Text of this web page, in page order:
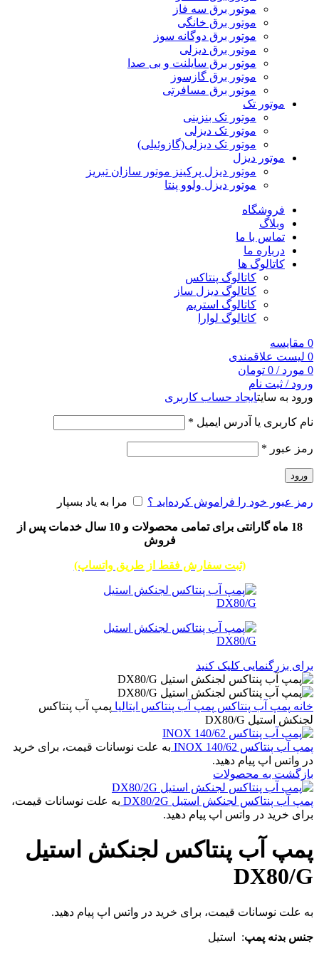
موتور برق سه فاز
موتور برق خانگی
موتور برق دوگانه سوز
موتور برق دیزلی
موتور برق سایلنت و بی صدا
موتور برق گازسوز
موتور برق مسافرتی
موتور تک
موتور تک بنزینی
موتور تک دیزلی
موتور تک دیزلی(گازوئیلی)
موتور دیزل
موتور دیزل پرکینز موتور سازان تبریز
موتور دیزل ولوو پنتا
فروشگاه
وبلاگ
تماس با ما
درباره ما
کاتالوگ ها
کاتالوگ پنتاکس
کاتالوگ دیزل ساز
کاتالوگ استریم
کاتالوگ لوارا
0 مقایسه
0 لیست علاقمندی
0 مورد /
0 تومان
ورود / ثبت نام
ورود به سایتایجاد حساب کاربری
نام کاربری یا آدرس ایمیل *
رمز عبور *
ورود
رمز عبور خود را فراموش کرده‌اید ؟ مرا به یاد بسپار
18 ماه گارانتی برای تمامی محصولات و 10 سال خدمات پس از
فروش
(ثبت سفارش فقط از طریق واتساپ)
برای بزرگنمایی کلیک کنید
خانه پمپ آب پنتاکس پمپ آب پنتاکس ایتالیا پمپ آب پنتاکس
لجنکش استیل DX80/G
پمپ آب پنتاکس INOX 140/62
به علت نوسانات قیمت، برای خرید
در واتس اپ پیام دهید.
بازگشت به محصولات
پمپ آب پنتاکس لجنکش استیل DX80/2G
به علت نوسانات قیمت،
برای خرید در واتس اپ پیام دهید.
پمپ آب پنتاکس لجنکش استیل
DX80/G
به علت نوسانات قیمت، برای خرید در واتس اپ پیام دهید.
جنس بدنه پمپ: استیل